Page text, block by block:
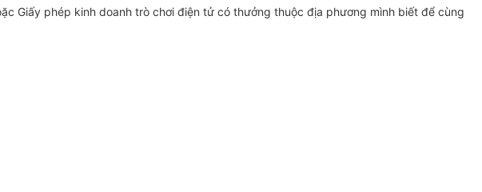
Giấy phép kinh doanh trò chơi điện tử có thưởng thuộc địa phương mình biết để cùng